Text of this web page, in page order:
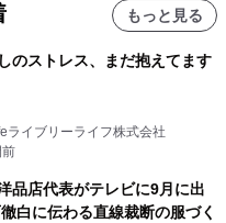
もっと見る
のストレス、まだ抱えてます
ライブリーライフ株式会社
品店代表がテレビに9月に出
に伝わる直線裁断の服づく